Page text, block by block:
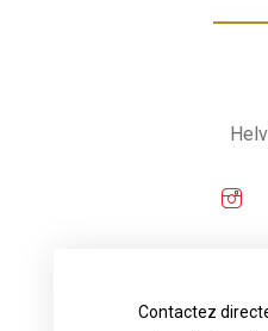
Contactez